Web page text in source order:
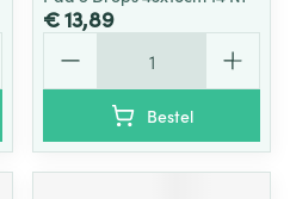
€ 13,89
Bestel